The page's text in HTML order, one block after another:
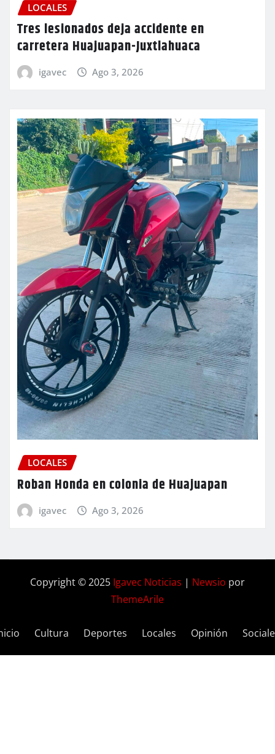
LOCALES
Tres lesionados deja accidente en
carretera Huajuapan-Juxtlahuaca
igavec Ago 3, 2026
LOCALES
Roban Honda en colonia de Huajuapan
igavec Ago 3, 2026
Copyright © 2025 Igavec Noticias | Newsio por
ThemeArile
Cultura Deportes Locales Opinión